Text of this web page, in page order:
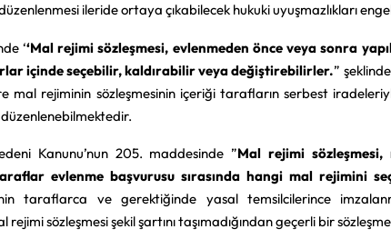
ileride ortaya çıkabilecek hukuki uyuşmazlıkları
‘‘Mal rejimi sözleşmesi, evlenmeden önce veya sonra
içinde seçebilir, kaldırabilir veya değiştirebilirler.”
mal rejiminin sözleşmesinin içeriği tarafların serbest
Kanunu’nun 205. maddesinde ”Mal rejimi sözleşmesi,
evlenme başvurusu sırasında hangi mal rejimini
taraflarca ve gerektiğinde yasal temsilcilerince
sözleşmesi şekil şartını taşımadığından geçerli bir